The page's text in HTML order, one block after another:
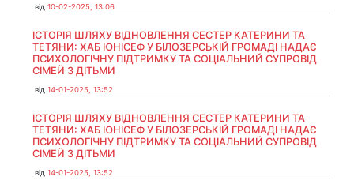
від 10-02-2025, 13:06
ІСТОРІЯ ШЛЯХУ ВІДНОВЛЕННЯ СЕСТЕР КАТЕРИНИ ТА
ТЕТЯНИ: ХАБ ЮНІСЕФ У БІЛОЗЕРСЬКІЙ ГРОМАДІ НАДАЄ
ПСИХОЛОГІЧНУ ПІДТРИМКУ ТА СОЦІАЛЬНИЙ СУПРОВІД
СІМЕЙ З ДІТЬМИ
від 14-01-2025, 13:52
ІСТОРІЯ ШЛЯХУ ВІДНОВЛЕННЯ СЕСТЕР КАТЕРИНИ ТА
ТЕТЯНИ: ХАБ ЮНІСЕФ У БІЛОЗЕРСЬКІЙ ГРОМАДІ НАДАЄ
ПСИХОЛОГІЧНУ ПІДТРИМКУ ТА СОЦІАЛЬНИЙ СУПРОВІД
СІМЕЙ З ДІТЬМИ
від 14-01-2025, 13:52